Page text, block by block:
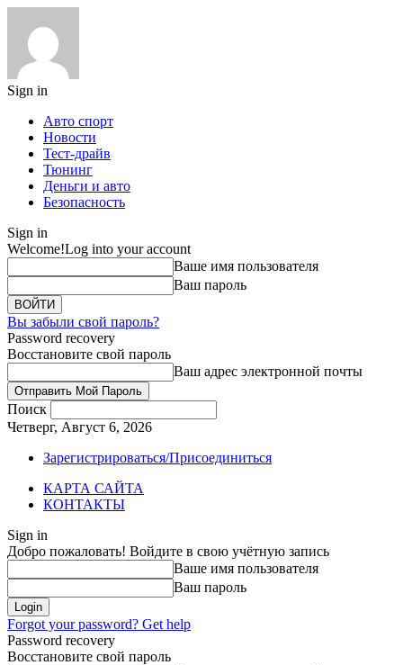
Sign in
Авто спорт
Новости
Тест-драйв
Тюнинг
Деньги и авто
Безопасность
Sign in
Welcome!Log into your account
Ваше имя пользователя
Ваш пароль
Вы забыли свой пароль?
Password recovery
Восстановите свой пароль
Ваш адрес электронной почты
Поиск
Четверг, Август 6, 2026
Зарегистрироваться/Присоединиться
КАРТА САЙТА
КОНТАКТЫ
Sign in
Добро пожаловать! Войдите в свою учётную запись
Ваше имя пользователя
Ваш пароль
Forgot your password? Get help
Password recovery
Восстановите свой пароль